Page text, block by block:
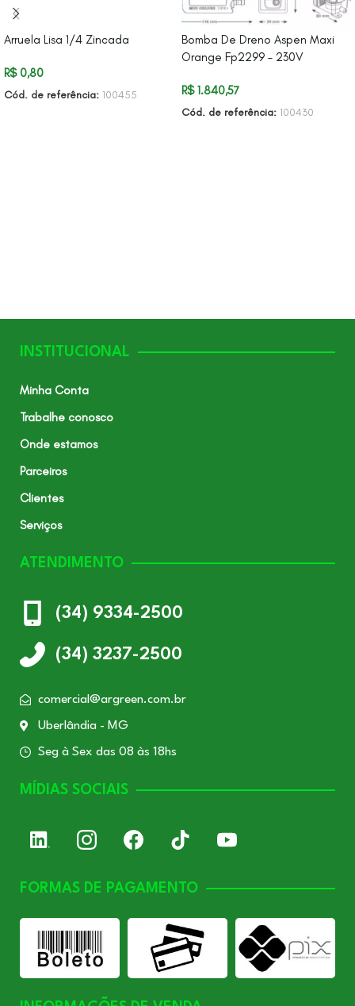
Arruela Lisa 1/4 Zincada
R$0,80
Cód. de referência: 100455
Bomba De Dreno Aspen Maxi
Orange Fp2299 – 230V
R$1.840,57
Cód. de referência: 100430
INSTITUCIONAL
Minha Conta
Trabalhe conosco
Onde estamos
Parceiros
Clientes
Serviços
ATENDIMENTO
(34) 9334-2500
(34) 3237-2500
comercial@argreen.com.br
Uberlândia - MG
Seg à Sex das 08 às 18hs
MÍDIAS SOCIAIS
FORMAS DE PAGAMENTO